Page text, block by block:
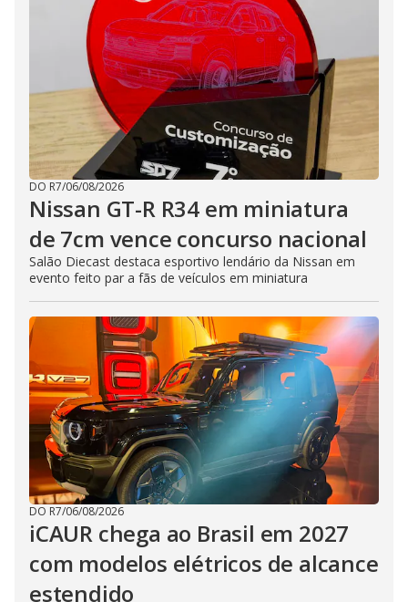
DO R7/06/08/2026
Nissan GT-R R34 em miniatura
de 7cm vence concurso nacional
Salão Diecast destaca esportivo lendário da Nissan em
evento feito par a fãs de veículos em miniatura
DO R7/06/08/2026
iCAUR chega ao Brasil em 2027
com modelos elétricos de alcance
estendido